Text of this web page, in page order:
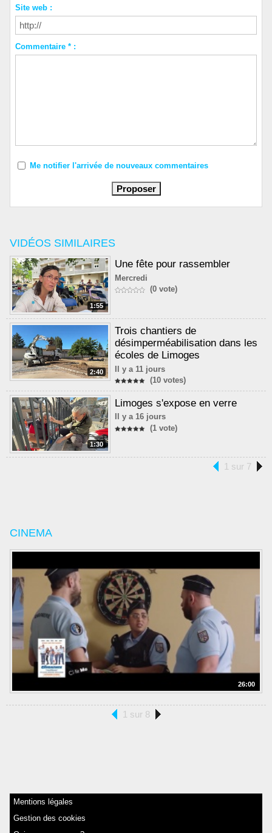
VIDÉOS SIMILAIRES
1:55
Une fête pour rassembler
Mercredi
(0 vote)
2:40
Trois chantiers de
désimperméabilisation dans les
écoles de Limoges
Il y a 11 jours
(10 votes)
1:30
Limoges s'expose en verre
Il y a 16 jours
(1 vote)
1 sur 7
CINEMA
26:00
1 sur 8
Site web :
Commentaire * :
Me notifier l'arrivée de nouveaux commentaires
Mentions légales
Gestion des cookies